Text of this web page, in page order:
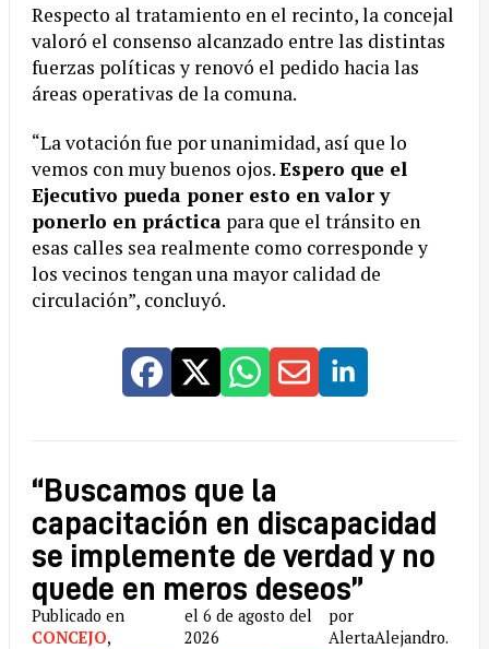
Respecto al tratamiento en el recinto, la concejal
valoró el consenso alcanzado entre las distintas
fuerzas políticas y renovó el pedido hacia las
áreas operativas de la comuna.
“La votación fue por unanimidad, así que lo
vemos con muy buenos ojos.Espero que el
Ejecutivo pueda poner esto en valor y
ponerlo en práctica para que el tránsito en
esas calles sea realmente como corresponde y
los vecinos tengan una mayor calidad de
circulación”, concluyó.
“Buscamos que la
capacitación en discapacidad
se implemente de verdad y no
quede en meros deseos”
Publicado en
CONCEJO,
el 6 de agosto del
2026
por
AlertaAlejandro.